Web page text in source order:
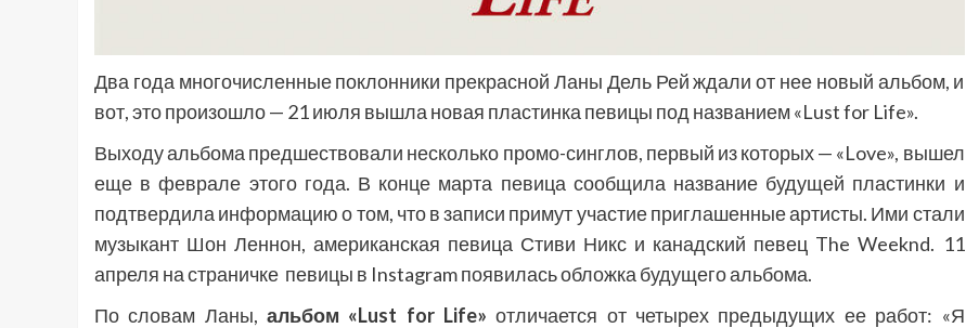
Два года многочисленные поклонники прекрасной Ланы Дель Рей ждали от нее новый альбом, и
вот, это произошло — 21 июля вышла новая пластинка певицы под названием «Lust for Life».
Выходу альбома предшествовали несколько промо-синглов, первый из которых — «Love», вышел
еще в феврале этого года. В конце марта певица сообщила название будущей пластинки и
подтвердила информацию о том, что в записи примут участие приглашенные артисты. Ими стали
музыкант Шон Леннон, американская певица Стиви Никс и канадский певец The Weeknd. 11
апреля на страничке певицы в Instagram появилась обложка будущего альбома.
По словам Ланы,альбом «Lust for Life» отличается от четырех предыдущих ее работ: «Я